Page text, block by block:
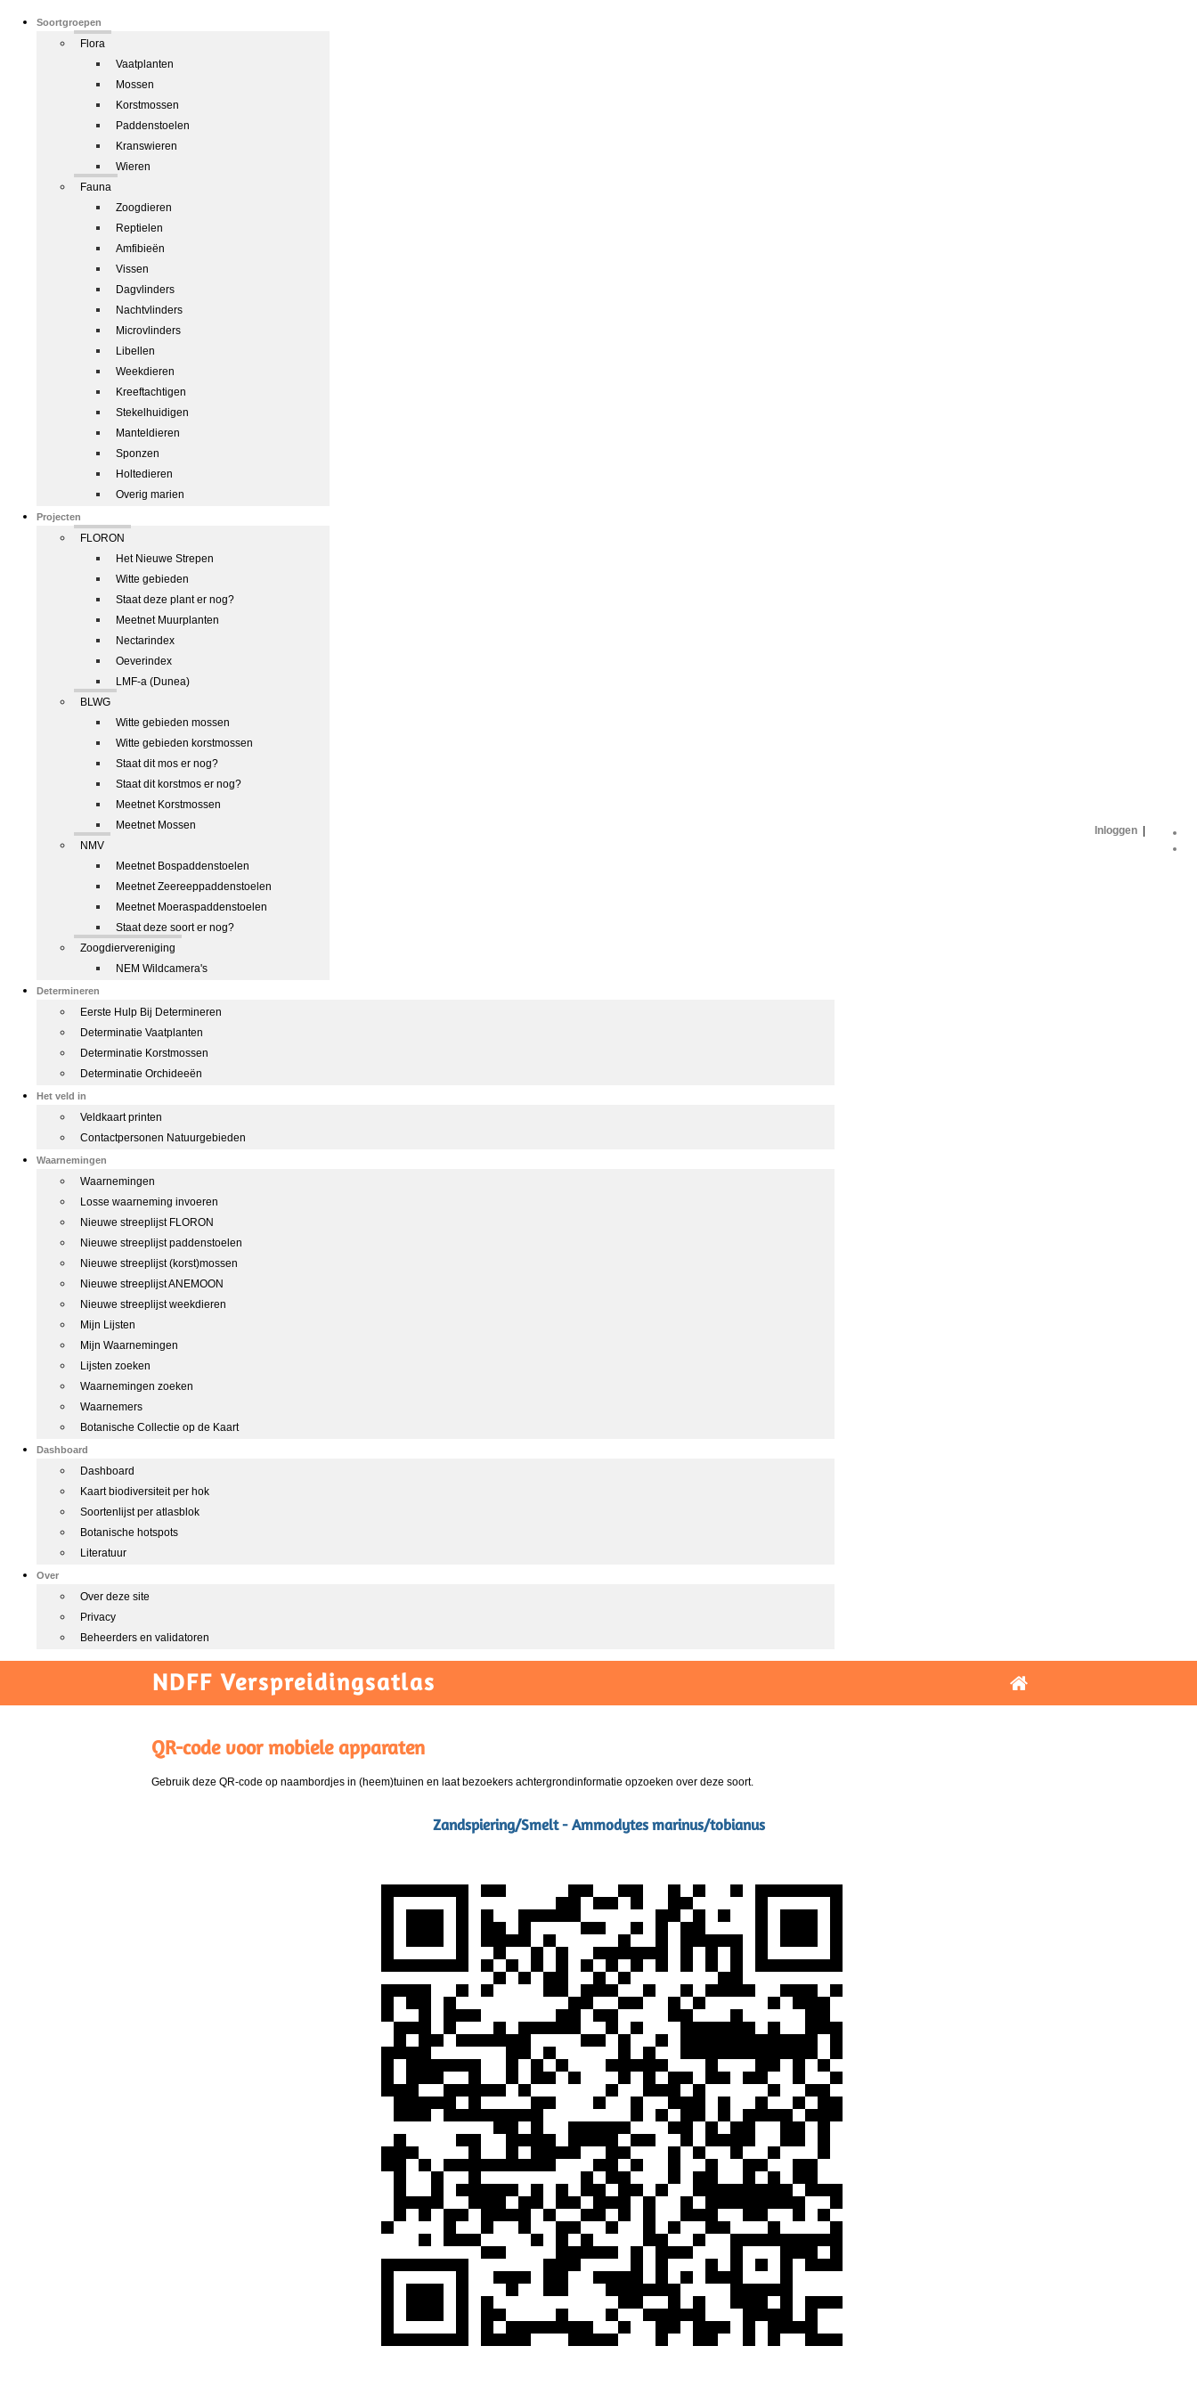
Soortgroepen
Flora
Vaatplanten
Mossen
Korstmossen
Paddenstoelen
Kranswieren
Wieren
Fauna
Zoogdieren
Reptielen
Amfibieën
Vissen
Dagvlinders
Nachtvlinders
Microvlinders
Libellen
Weekdieren
Kreeftachtigen
Stekelhuidigen
Manteldieren
Sponzen
Holtedieren
Overig marien
Projecten
FLORON
Het Nieuwe Strepen
Witte gebieden
Staat deze plant er nog?
Meetnet Muurplanten
Nectarindex
Oeverindex
LMF-a (Dunea)
BLWG
Witte gebieden mossen
Witte gebieden korstmossen
Staat dit mos er nog?
Staat dit korstmos er nog?
Meetnet Korstmossen
Meetnet Mossen
NMV
Meetnet Bospaddenstoelen
Meetnet Zeereeppaddenstoelen
Meetnet Moeraspaddenstoelen
Staat deze soort er nog?
Zoogdiervereniging
NEM Wildcamera's
Determineren
Eerste Hulp Bij Determineren
Determinatie Vaatplanten
Determinatie Korstmossen
Determinatie Orchideeën
Het veld in
Veldkaart printen
Contactpersonen Natuurgebieden
Waarnemingen
Waarnemingen
Losse waarneming invoeren
Nieuwe streeplijst FLORON
Nieuwe streeplijst paddenstoelen
Nieuwe streeplijst (korst)mossen
Nieuwe streeplijst ANEMOON
Nieuwe streeplijst weekdieren
Mijn Lijsten
Mijn Waarnemingen
Lijsten zoeken
Waarnemingen zoeken
Waarnemers
Botanische Collectie op de Kaart
Dashboard
Dashboard
Kaart biodiversiteit per hok
Soortenlijst per atlasblok
Botanische hotspots
Literatuur
Over
Over deze site
Privacy
Beheerders en validatoren
Inloggen
NDFF Verspreidingsatlas
QR-code voor mobiele apparaten
Gebruik deze QR-code op naambordjes in (heem)tuinen en laat bezoekers achtergrondinformatie opzoeken over deze soort.
Zandspiering/Smelt - Ammodytes marinus/tobianus